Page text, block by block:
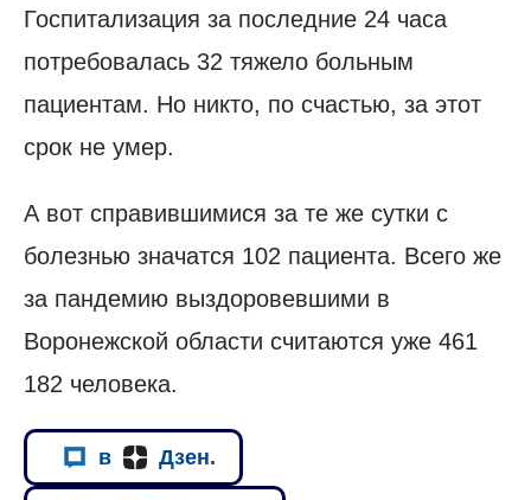
Госпитализация за последние 24 часа
потребовалась 32 тяжело больным
пациентам. Но никто, по счастью, за этот
срок не умер.
А вот справившимися за те же сутки с
болезнью значатся 102 пациента. Всего же
за пандемию выздоровевшими в
Воронежской области считаются уже 461
182 человека.
в Дзен.